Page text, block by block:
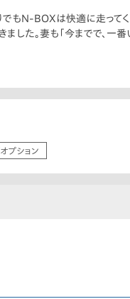
もN-BOXは快適に走ってく
した。妻も「今までで、一番
プション